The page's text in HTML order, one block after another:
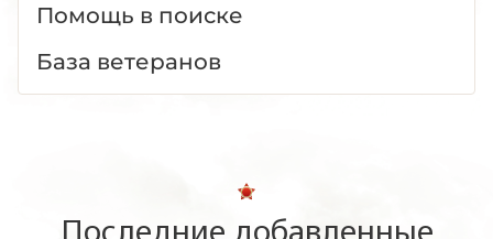
Помощь в поиске
База ветеранов
Последние добавленные